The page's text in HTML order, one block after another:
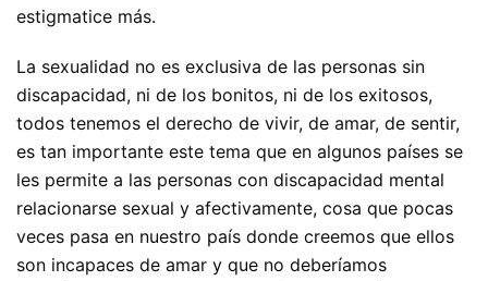
estigmatice más.
La sexualidad no es exclusiva de las personas sin
discapacidad, ni de los bonitos, ni de los exitosos,
todos tenemos el derecho de vivir, de amar, de sentir,
es tan importante este tema que en algunos países se
les permite a las personas con discapacidad mental
relacionarse sexual y afectivamente, cosa que pocas
veces pasa en nuestro país donde creemos que ellos
son incapaces de amar y que no deberíamos